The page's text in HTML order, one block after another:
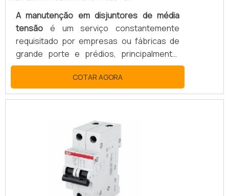
A manutenção em disjuntores de média
tensão é um serviço constantemente
requisitado por empresas ou fábricas de
grande porte e prédios, principalmente,
esse processo tem a finalidade de realizar
reparos nas instalações ou até mesmo
evitá-los. CONHEÇA O SERVIÇO DE
preventiva, deve acontecer com certa
frequência, o que gera a diminuição do risco
de problemas maiores além de ter um
custo mais acessível para os clientes. Já a
manutenção corretiva, acontece sempre q.
COTAR AGORA